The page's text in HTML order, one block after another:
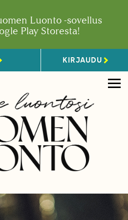
Luonto -sovellus
Play Storesta!
KIRJAUDU